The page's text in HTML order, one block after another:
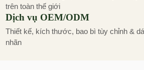
trên toàn thế giới
Dịch vụ OEM/ODM
Thiết kế, kích thước, bao bì tùy chỉnh &
nhãn